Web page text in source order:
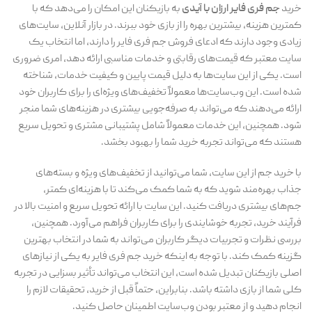
خریدجم فری فایر ارزان با آیدیبه بازیکنان این امکان را می‌دهد که با
کمترین هزینه، بیشترین بهره را از بازی خود ببرند. در بازار آنلاین، سایت‌های
زیادی وجود دارند که ادعای فروش جم فری فایر را دارند، اما انتخاب یک
سایت معتبر که قیمت‌های رقابتی و خدمات مناسبی ارائه دهد، امری ضروری
است. یکی از این سایت‌ها به دلیل قیمت پایین و کیفیت خدمات، شناخته
شده است. این وب‌سایت‌ها معمولاً تخفیف‌های ویژه‌ای را برای کاربران خود
ارائه می‌دهند که می‌تواند به صرفه‌جویی بیشتری در هزینه‌های شما منجر
شود. همچنین، این خدمات معمولاً شامل پشتیبانی مشتری و تحویل سریع
هستند که می‌تواند تجربه خرید شما را بهبود بخشد.
با خرید جم از این سایت، شما می‌توانید از تخفیف‌های ویژه و بسته‌های
جذاب بهره‌مند شوید که به شما کمک می‌کند تا با هزینه‌ای کمتر،
جم‌های بیشتری دریافت کنید. این سایت با ارائه تحویل سریع و امنیت بالا در
فرآیند خرید، تجربه خوشایندی را برای کاربران فراهم می‌آورد. همچنین،
بررسی نظرات و تجربیات دیگر کاربران می‌تواند به شما در انتخاب بهترین
گزینه کمک کند. با توجه به اینکه خرید جم فری فایر به یکی از نیازهای
اصلی بازیکنان تبدیل شده است، این انتخاب می‌تواند تأثیر بسزایی در تجربه
کلی شما از بازی داشته باشد. بنابراین، حتماً قبل از خرید، تحقیقات لازم را
انجام دهید و از معتبر بودن وب‌سایت اطمینان حاصل کنید.